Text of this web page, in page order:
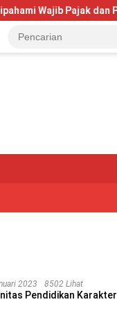
Pajak dan Pelaku
2023 8502 Lihat
Pendidikan Karakter